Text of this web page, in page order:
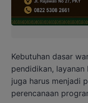
Kebutuhan dasar
pendidikan, layanan
juga harus menjadi
perencanaan